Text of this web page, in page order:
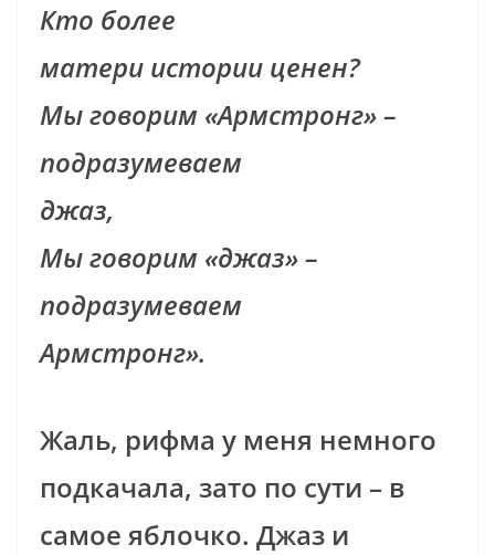
Кто более
матери истории ценен?
Мы говорим «Армстронг» –
подразумеваем
джаз,
Мы говорим «джаз» –
подразумеваем
Армстронг».
Жаль, рифма у меня немного
подкачала, зато по сути – в
самое яблочко. Джаз и